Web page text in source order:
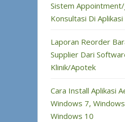
Sistem Appointment/
Konsultasi Di Aplikasi
Laporan Reorder
Supplier Dari
Klinik/Apotek
Cara Install Aplikasi
Windows 7,
Windows 10